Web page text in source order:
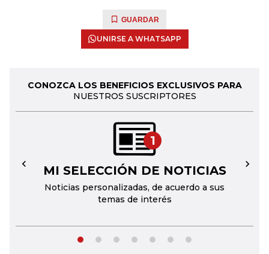
GUARDAR
UNIRSE A WHATSAPP
CONOZCA LOS BENEFICIOS EXCLUSIVOS PARA
NUESTROS SUSCRIPTORES
1
MI SELECCIÓN DE NOTICIAS
Noticias personalizadas, de acuerdo a sus
temas de interés
← →